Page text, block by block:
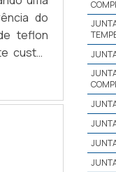
do
teflon
custo-